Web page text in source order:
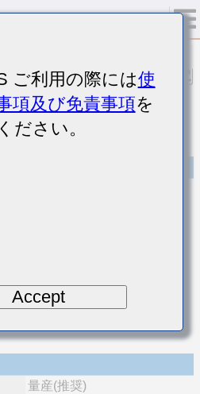
(AEC-Q200 Qualified) 積層セラミ
量産(推奨)
ご利用の際には使
項及び免責事項を
ださい。
Accept